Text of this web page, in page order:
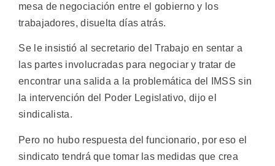
mesa de negociación entre el gobierno y los
trabajadores, disuelta días atrás.
Se le insistió al secretario del Trabajo en sentar a
las partes involucradas para negociar y tratar de
encontrar una salida a la problemática del IMSS sin
la intervención del Poder Legislativo, dijo el
sindicalista.
Pero no hubo respuesta del funcionario, por eso el
sindicato tendrá que tomar las medidas que crea